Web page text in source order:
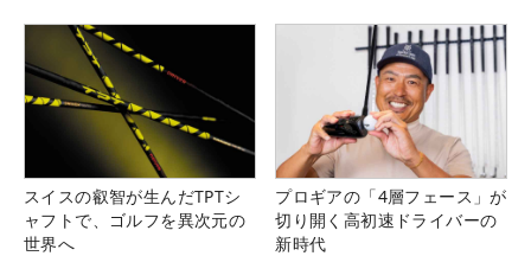
スイスの叡智が生んだTPTシ
ャフトで、ゴルフを異次元の
世界へ
プロギアの「4層フェース」が
切り開く高初速ドライバーの
新時代